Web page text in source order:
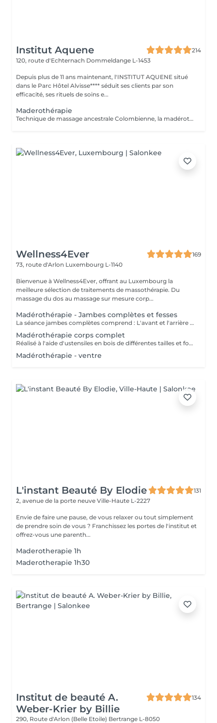
Institut Aquene
214
120, route d'Echternach Dommeldange L-1453
Depuis plus de 11 ans maintenant, l'INSTITUT AQUENE situé
dans le Parc Hôtel Alvisse**** séduit ses clients par son
efficacité, ses rituels de soins e...
Maderothérapie
Technique de massage ancestrale Colombienne, la madérothérapie offre une multitude de bénéfices sur le corps ! - L'amélioration de la circulation sanguine et de la circulation lymphatique - Une peau resserrée, des muscles plus toniques - L'élimination de l'apparence de la cellulite, même profonde... Qu'il s'agisse de la peau du corps ou du visage, les instruments et rouleaux en bois de maderothérapie agissent sur toutes les zones du corps permettant une relaxation profonde et une tonification du corps dans son ensemble. Pour un bon résultat il est conseiller de faire entre 3 à 5 séances de drainage lymphatique Brésilien afin de détoxifier le corps et 10 séances de maderothérapie réparties sur 5 semaines (soit 2 séances par semaine). Et une séance par mois de chaque en entretient. Effet WOUAH garantie
Wellness4Ever
169
73, route d'Arlon Luxembourg L-1140
Bienvenue à Wellness4Ever, offrant au Luxembourg la
meilleure sélection de traitements de massothérapie. Du
massage du dos au massage sur mesure corp...
Madérothérapie - Jambes complètes et fesses
La séance jambes complètes comprend : L'avant et l'arrière des jambes ainsi que les fesses. Réalisé à l'aide d'ustensiles en bois de différentes tailles et formes spécialement conçus pour s'adapter aux lignes du corps. - Anti cellulite - Une alternative à la chirurgie - Accélère le métabolisme - Active le système lymphatique - Raffermit et tonifie la peau - Redessine le corps et les volumes
Madérothérapie corps complet
Réalisé à l'aide d'ustensiles en bois de différentes tailles et formes spécialement conçus pour s'adapter aux lignes du corps. - Anti cellulite - Une alternative à la chirurgie - Accélère le métabolisme - Active le système lymphatique - Raffermit et tonifie la peau - Redessine le corps et les volumes
Madérothérapie - ventre
L'instant Beauté By Elodie
131
2, avenue de la porte neuve Ville-Haute L-2227
Envie de faire une pause, de vous relaxer ou tout simplement
de prendre soin de vous ? Franchissez les portes de l'institut et
offrez-vous une parenth...
Maderotherapie 1h
Maderotherapie 1h30
Institut de beauté A.
Weber-Krier by Billie
134
290, Route d'Arlon (Belle Etoile) Bertrange L-8050